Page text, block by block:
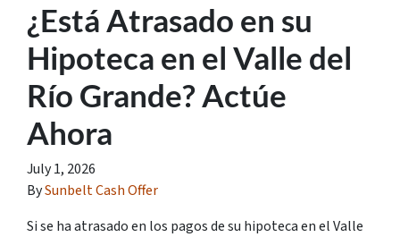
¿Está Atrasado en su
Hipoteca en el Valle del
Río Grande? Actúe
Ahora
July 1, 2026
BySunbelt Cash Offer
Si se ha atrasado en los pagos de su hipoteca en el Valle